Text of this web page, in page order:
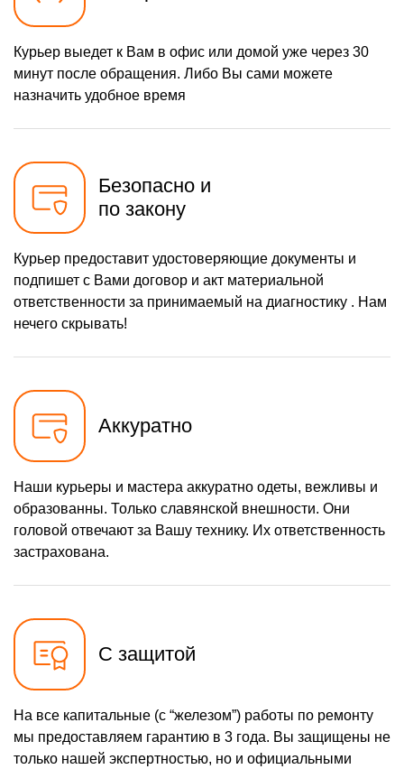
Курьер выедет к Вам в офис или домой уже через 30
минут после обращения. Либо Вы сами можете
назначить удобное время
Безопасно и
по закону
Курьер предоставит удостоверяющие документы и
подпишет с Вами договор и акт материальной
ответственности за принимаемый на диагностику . Нам
нечего скрывать!
Аккуратно
Наши курьеры и мастера аккуратно одеты, вежливы и
образованны. Только славянской внешности. Они
головой отвечают за Вашу технику. Их ответственность
застрахована.
С защитой
На все капитальные (с “железом”) работы по ремонту
мы предоставляем гарантию в 3 года. Вы защищены не
только нашей экспертностью, но и официальными